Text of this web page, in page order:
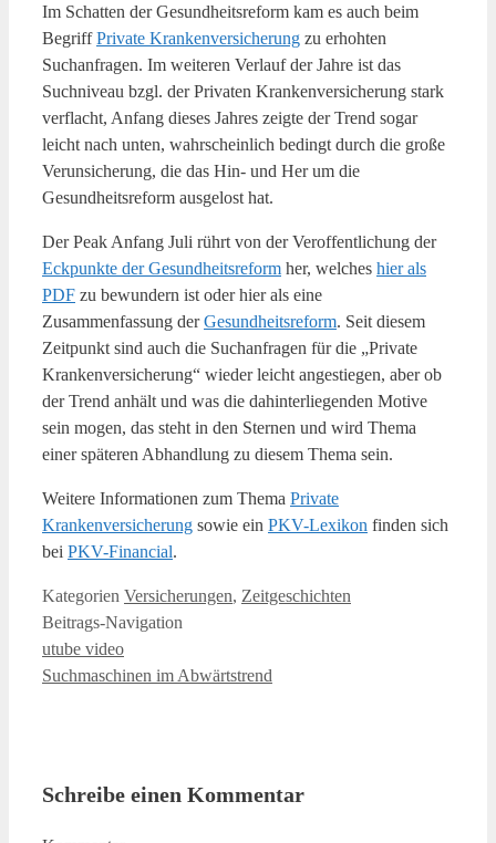
Im Schatten der Gesundheitsreform kam es auch beim
BegriffPrivate Krankenversicherung zu erhohten
Suchanfragen. Im weiteren Verlauf der Jahre ist das
Suchniveau bzgl. der Privaten Krankenversicherung stark
verflacht, Anfang dieses Jahres zeigte der Trend sogar
leicht nach unten, wahrscheinlich bedingt durch die große
Verunsicherung, die das Hin- und Her um die
Gesundheitsreform ausgelost hat.
Der Peak Anfang Juli rührt von der Veroffentlichung der
Eckpunkte der Gesundheitsreform her, welches hier als
PDF zu bewundern ist oder hier als eine
Zusammenfassung derGesundheitsreform. Seit diesem
Zeitpunkt sind auch die Suchanfragen für die „Private
Krankenversicherung“ wieder leicht angestiegen, aber ob
der Trend anhält und was die dahinterliegenden Motive
sein mogen, das steht in den Sternen und wird Thema
einer späteren Abhandlung zu diesem Thema sein.
Weitere Informationen zum Thema Private
Krankenversicherung sowie ein PKV-Lexikon finden sich
bei PKV-Financial.
Kategorien Versicherungen, Zeitgeschichten
Beitrags-Navigation
utube video
Suchmaschinen im Abwärtstrend
Schreibe einen Kommentar